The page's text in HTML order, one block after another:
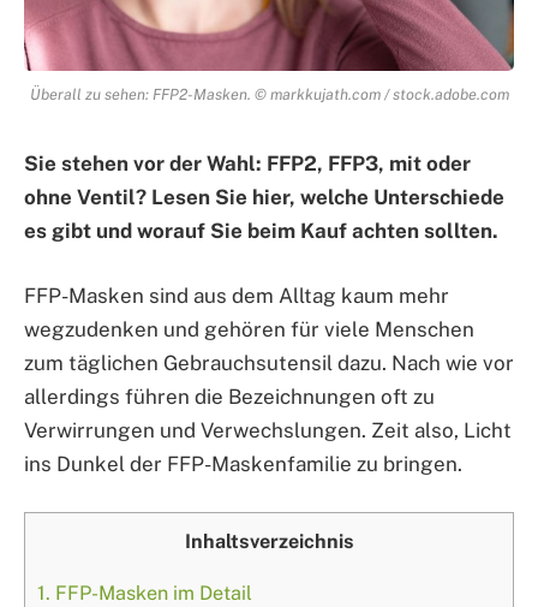
Überall zu sehen: FFP2-Masken. © markkujath.com / stock.adobe.com
Sie stehen vor der Wahl: FFP2, FFP3, mit oder
ohne Ventil? Lesen Sie hier, welche Unterschiede
es gibt und worauf Sie beim Kauf achten sollten.
FFP-Masken sind aus dem Alltag kaum mehr
wegzudenken und gehören für viele Menschen
zum täglichen Gebrauchsutensil dazu. Nach wie vor
allerdings führen die Bezeichnungen oft zu
Verwirrungen und Verwechslungen. Zeit also, Licht
ins Dunkel der FFP-Maskenfamilie zu bringen.
Inhaltsverzeichnis
1. FFP-Masken im Detail